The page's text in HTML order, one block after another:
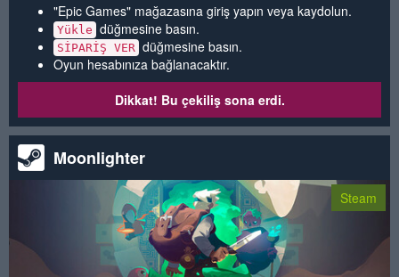
"Epic Games" mağazasına giriş yapın veya kaydolun.
Yükle düğmesine basın.
SİPARİŞ VER düğmesine basın.
Oyun hesabınıza bağlanacaktır.
Dikkat! Bu çekiliş sona erdi.
Moonlighter
Steam